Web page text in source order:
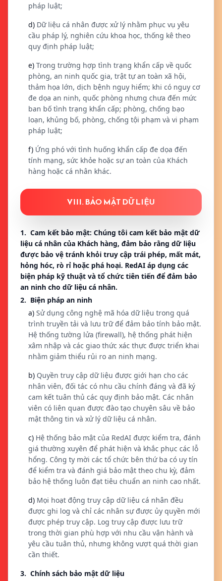
pháp luật;
d) Dữ liệu cá nhân được xử lý nhằm phục vụ yêu
cầu pháp lý, nghiên cứu khoa học, thống kê theo
quy định pháp luật;
e) Trong trường hợp tình trạng khẩn cấp về quốc
phòng, an ninh quốc gia, trật tự an toàn xã hội,
thảm họa lớn, dịch bệnh nguy hiểm; khi có nguy cơ
đe dọa an ninh, quốc phòng nhưng chưa đến mức
ban bố tình trạng khẩn cấp; phòng, chống bạo
loạn, khủng bố, phòng, chống tội phạm và vi phạm
pháp luật;
f) Ứng phó với tình huống khẩn cấp đe dọa đến
tính mạng, sức khỏe hoặc sự an toàn của Khách
hàng hoặc cá nhân khác.
VIII. BẢO MẬT DỮ LIỆU
1. Cam kết bảo mật: Chúng tôi cam kết bảo mật dữ
liệu cá nhân của Khách hàng, đảm bảo rằng dữ liệu
được bảo vệ tránh khỏi truy cập trái phép, mất mát,
hỏng hóc, rò rỉ hoặc phá hoại. RedAI áp dụng các
biện pháp kỹ thuật và tổ chức tiên tiến để đảm bảo
an ninh cho dữ liệu cá nhân.
2. Biện pháp an ninh
a) Sử dụng công nghệ mã hóa dữ liệu trong quá
trình truyền tải và lưu trữ để đảm bảo tính bảo mật.
Hệ thống tường lửa (firewall), hệ thống phát hiện
xâm nhập và các giao thức xác thực được triển khai
nhằm giảm thiểu rủi ro an ninh mạng.
b) Quyền truy cập dữ liệu được giới hạn cho các
nhân viên, đối tác có nhu cầu chính đáng và đã ký
cam kết tuân thủ các quy định bảo mật. Các nhân
viên có liên quan được đào tạo chuyên sâu về bảo
mật thông tin và xử lý dữ liệu cá nhân.
c) Hệ thống bảo mật của RedAI được kiểm tra, đánh
giá thường xuyên để phát hiện và khắc phục các lỗ
hổng. Công ty mời các tổ chức bên thứ ba có uy tín
để kiểm tra và đánh giá bảo mật theo chu kỳ, đảm
bảo hệ thống luôn đạt tiêu chuẩn an ninh cao nhất.
d) Mọi hoạt động truy cập dữ liệu cá nhân đều
được ghi log và chỉ các nhân sự được ủy quyền mới
được phép truy cập. Log truy cập được lưu trữ
trong thời gian phù hợp với nhu cầu vận hành và
yêu cầu tuân thủ, nhưng không vượt quá thời gian
cần thiết.
3. Chính sách bảo mật dữ liệu